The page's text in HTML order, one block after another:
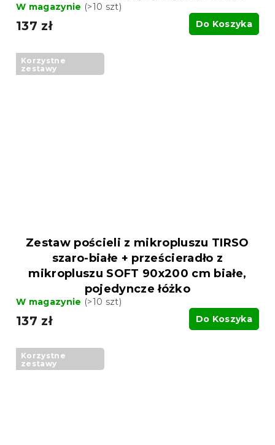
W magazynie (>10 szt)
137 zł Do Koszyka
Korzystne
zestawy
Zestaw pościeli z mikropluszu TIRSO
szaro-białe + prześcieradło z
mikropluszu SOFT 90x200 cm białe,
pojedyncze łóżko
W magazynie (>10 szt)
137 zł Do Koszyka
Korzystne
zestawy